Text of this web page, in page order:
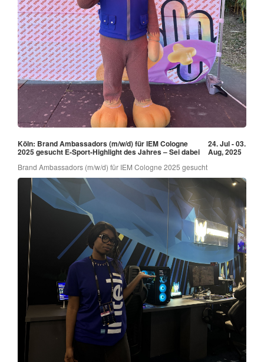
Köln: Brand Ambassadors (m/w/d) für IEM Cologne
2025 gesucht E-Sport-Highlight des Jahres – Sei dabei
24. Jul - 03.
Aug, 2025
Brand Ambassadors (m/w/d) für IEM Cologne 2025 gesucht